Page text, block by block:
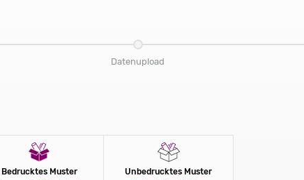
Datenupload
Bedrucktes Muster
Unbedrucktes Muster